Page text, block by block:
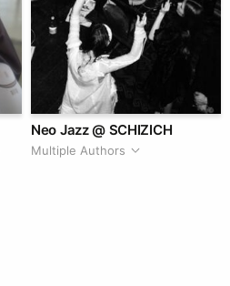
Neo Jazz @ SCHIZICH
Multiple Authors